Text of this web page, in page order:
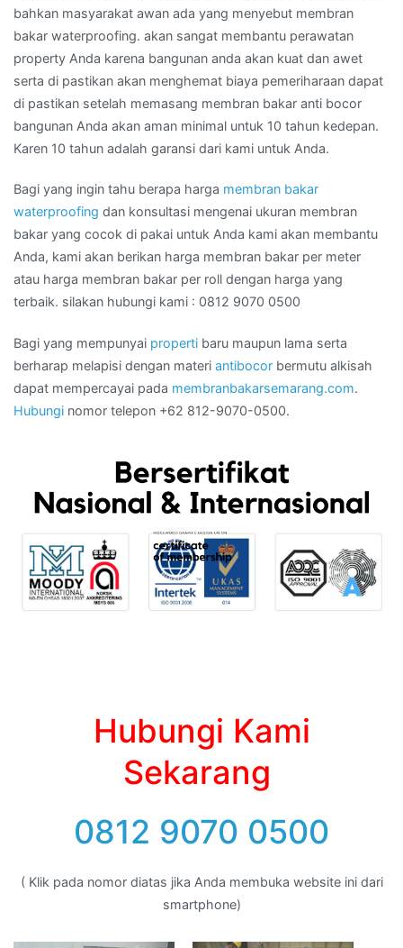
bahkan masyarakat awan ada yang menyebut membran
bakar waterproofing. akan sangat membantu perawatan
property Anda karena bangunan anda akan kuat dan awet
serta di pastikan akan menghemat biaya pemeriharaan dapat
di pastikan setelah memasang membran bakar anti bocor
bangunan Anda akan aman minimal untuk 10 tahun kedepan.
Karen 10 tahun adalah garansi dari kami untuk Anda.
Bagi yang ingin tahu berapa harga membran bakar
waterproofing dan konsultasi mengenai ukuran membran
bakar yang cocok di pakai untuk Anda kami akan membantu
Anda, kami akan berikan harga membran bakar per meter
atau harga membran bakar per roll dengan harga yang
terbaik. silakan hubungi kami : 0812 9070 0500
Bagi yang mempunyai properti baru maupun lama serta
berharap melapisi dengan materi antibocor bermutu alkisah
dapat mempercayai pada membranbakarsemarang.com.
Hubungi nomor telepon +62 812-9070-0500.
Hubungi Kami
Sekarang
0812 9070 0500
( Klik pada nomor diatas jika Anda membuka website ini dari
smartphone)